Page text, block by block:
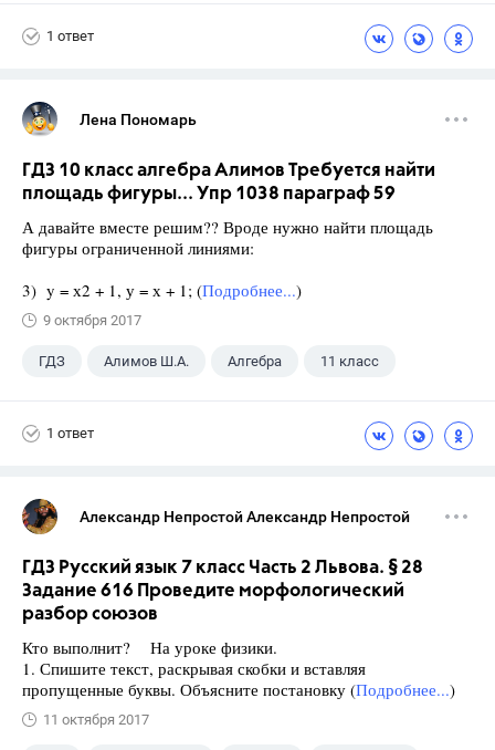
1 ответ
Лена Пономарь
ГДЗ 10 класс алгебра Алимов Требуется найти
площадь фигуры... Упр 1038 параграф 59
А давайте вместе решим?? Вроде нужно найти площадь
фигуры ограниченной линиями:
3) y = х2 + 1, у = х + 1; (Подробнее...)
9 октября 2017
ГДЗ Алимов Ш.А. Алгебра 11 класс
1 ответ
Александр Непростой Александр Непростой
ГДЗ Русский язык 7 класс Часть 2 Львова. § 28
Задание 616 Проведите морфологический
разбор союзов
Кто выполнит? На уроке физики.
1. Спишите текст, раскрывая скобки и вставляя
пропущенные буквы. Объясните постановку (Подробнее...)
11 октября 2017